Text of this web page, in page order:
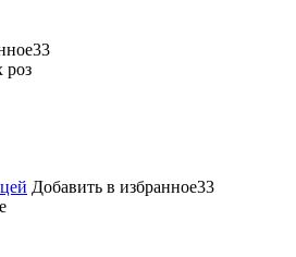
роз
Добавить в избранное33